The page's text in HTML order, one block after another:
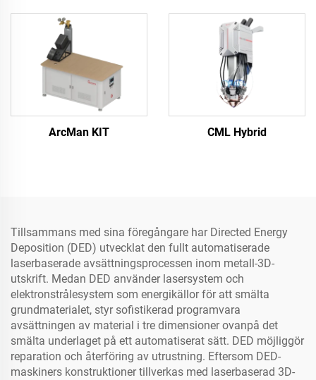
ArcMan KIT CML Hybrid
Tillsammans med sina föregångare har Directed Energy
Deposition (DED) utvecklat den fullt automatiserade
laserbaserade avsättningsprocessen inom metall-3D-
utskrift. Medan DED använder lasersystem och
elektronstrålesystem som energikällor för att smälta
grundmaterialet, styr sofistikerad programvara
avsättningen av material i tre dimensioner ovanpå det
smälta underlaget på ett automatiserat sätt. DED möjliggör
reparation och återföring av utrustning. Eftersom DED-
maskiners konstruktioner tillverkas med laserbaserad 3D-